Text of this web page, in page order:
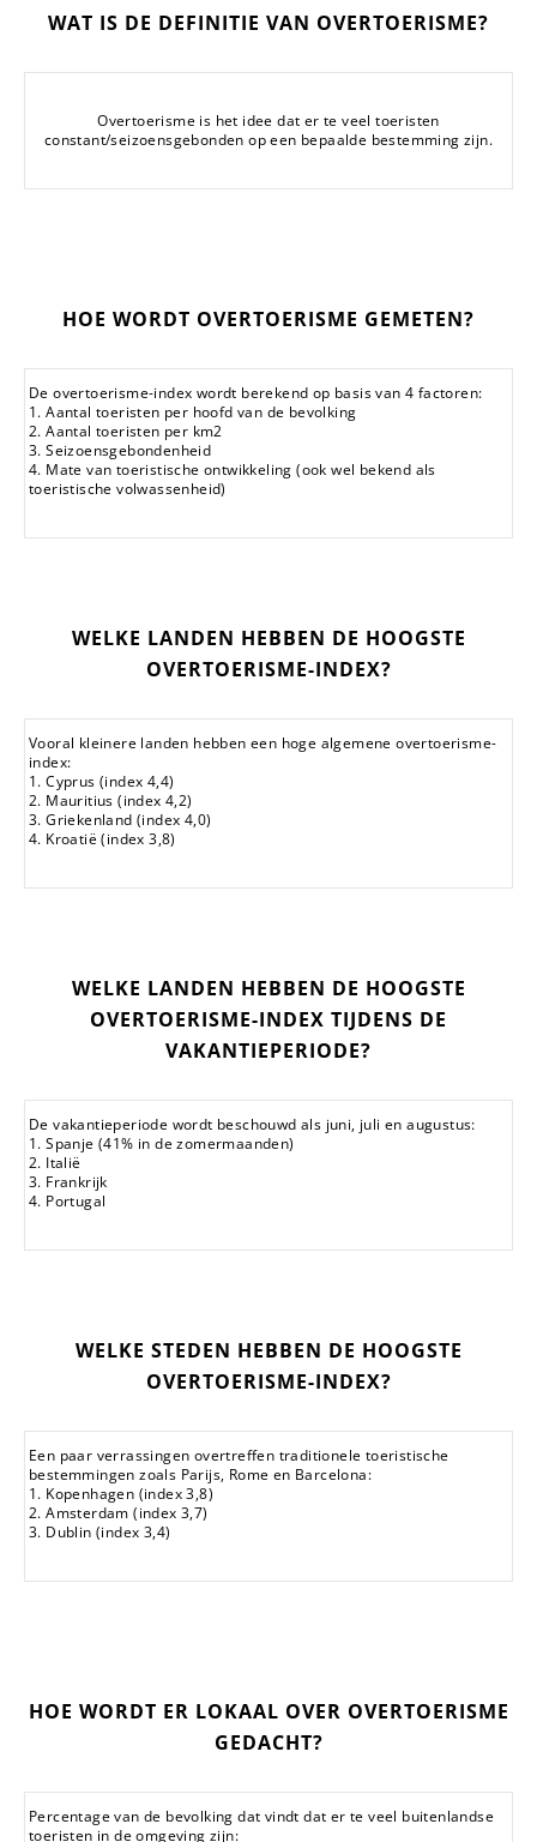
WAT IS DE DEFINITIE VAN OVERTOERISME?
Overtoerisme is het idee dat er te veel toeristen
constant/seizoensgebonden op een bepaalde bestemming zijn.
HOE WORDT OVERTOERISME GEMETEN?
De overtoerisme-index wordt berekend op basis van 4 factoren:
1. Aantal toeristen per hoofd van de bevolking
2. Aantal toeristen per km2
3. Seizoensgebondenheid
4. Mate van toeristische ontwikkeling (ook wel bekend als
toeristische volwassenheid)
WELKE LANDEN HEBBEN DE HOOGSTE
OVERTOERISME-INDEX?
Vooral kleinere landen hebben een hoge algemene overtoerisme-
index:
1. Cyprus (index 4,4)
2. Mauritius (index 4,2)
3. Griekenland (index 4,0)
4. Kroatië (index 3,8)
WELKE LANDEN HEBBEN DE HOOGSTE
OVERTOERISME-INDEX TIJDENS DE
VAKANTIEPERIODE?
De vakantieperiode wordt beschouwd als juni, juli en augustus:
1. Spanje (41% in de zomermaanden)
2. Italië
3. Frankrijk
4. Portugal
WELKE STEDEN HEBBEN DE HOOGSTE
OVERTOERISME-INDEX?
Een paar verrassingen overtreffen traditionele toeristische
bestemmingen zoals Parijs, Rome en Barcelona:
1. Kopenhagen (index 3,8)
2. Amsterdam (index 3,7)
3. Dublin (index 3,4)
HOE WORDT ER LOKAAL OVER OVERTOERISME
GEDACHT?
Percentage van de bevolking dat vindt dat er te veel buitenlandse
toeristen in de omgeving zijn: